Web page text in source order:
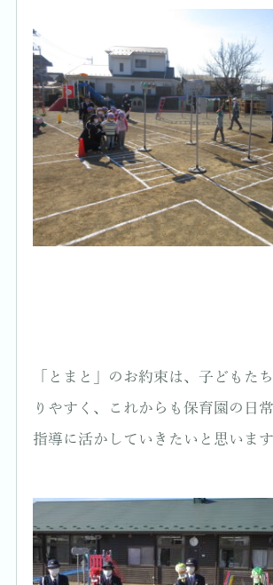
「とまと」のお約束は、子どもた
りやすく、これからも保育園の日
指導に活かしていきたいと思います